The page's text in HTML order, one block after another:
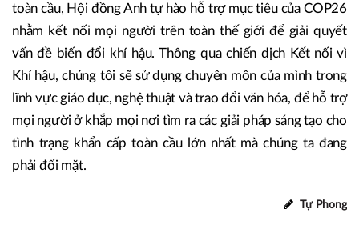
toàn cầu, Hội đồng Anh tự hào hỗ trợ mục tiêu của COP26
nhằm kết nối mọi người trên toàn thế giới để giải quyết
vấn đề biến đổi khí hậu. Thông qua chiến dịch Kết nối vì
Khí hậu, chúng tôi sẽ sử dụng chuyên môn của mình trong
lĩnh vực giáo dục, nghệ thuật và trao đổi văn hóa, để hỗ trợ
mọi người ở khắp mọi nơi tìm ra các giải pháp sáng tạo cho
tình trạng khẩn cấp toàn cầu lớn nhất mà chúng ta đang
phải đối mặt.
Tự Phong